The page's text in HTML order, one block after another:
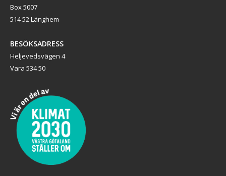
Box 5007
514 52 Länghem
BESÖKSADRESS
Heljevedsvägen 4
Vara 534 50